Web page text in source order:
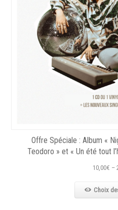
Offre Spéciale : Album «
Teodoro » et « Un été tout
10,00€ –
Choix